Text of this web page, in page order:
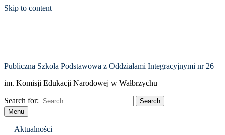
Skip to content
Publiczna Szkoła Podstawowa z Oddziałami Integracyjnymi nr 26
im. Komisji Edukacji Narodowej w Wałbrzychu
Search for:
Menu
Aktualności